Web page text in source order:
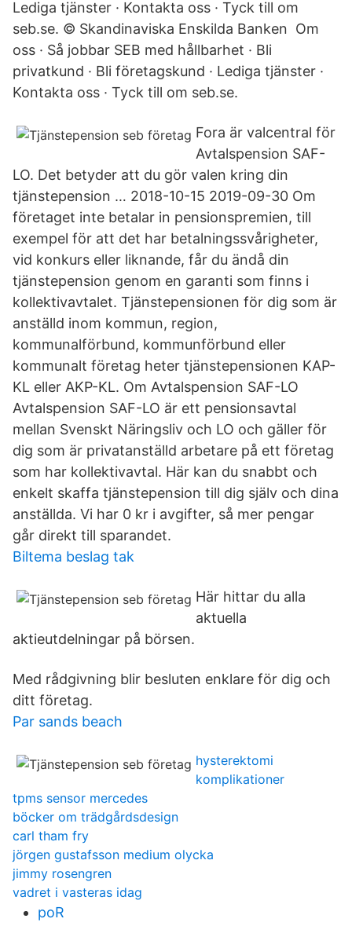
Lediga tjänster · Kontakta oss · Tyck till om
seb.se. © Skandinaviska Enskilda Banken Om
oss · Så jobbar SEB med hållbarhet · Bli
privatkund · Bli företagskund · Lediga tjänster ·
Kontakta oss · Tyck till om seb.se.
Fora är valcentral för
Avtalspension SAF-
LO. Det betyder att du gör valen kring din
tjänstepension … 2018-10-15 2019-09-30 Om
företaget inte betalar in pensionspremien, till
exempel för att det har betalningssvårigheter,
vid konkurs eller liknande, får du ändå din
tjänstepension genom en garanti som finns i
kollektivavtalet. Tjänstepensionen för dig som är
anställd inom kommun, region,
kommunalförbund, kommunförbund eller
kommunalt företag heter tjänstepensionen KAP-
KL eller AKP-KL. Om Avtalspension SAF-LO
Avtalspension SAF-LO är ett pensionsavtal
mellan Svenskt Näringsliv och LO och gäller för
dig som är privatanställd arbetare på ett företag
som har kollektivavtal. Här kan du snabbt och
enkelt skaffa tjänstepension till dig själv och dina
anställda. Vi har 0 kr i avgifter, så mer pengar
går direkt till sparandet.
Biltema beslag tak
Här hittar du alla
aktuella
aktieutdelningar på börsen.
Med rådgivning blir besluten enklare för dig och
ditt företag.
Par sands beach
hysterektomi
komplikationer
tpms sensor mercedes
böcker om trädgårdsdesign
carl tham fry
jörgen gustafsson medium olycka
jimmy rosengren
vadret i vasteras idag
poR